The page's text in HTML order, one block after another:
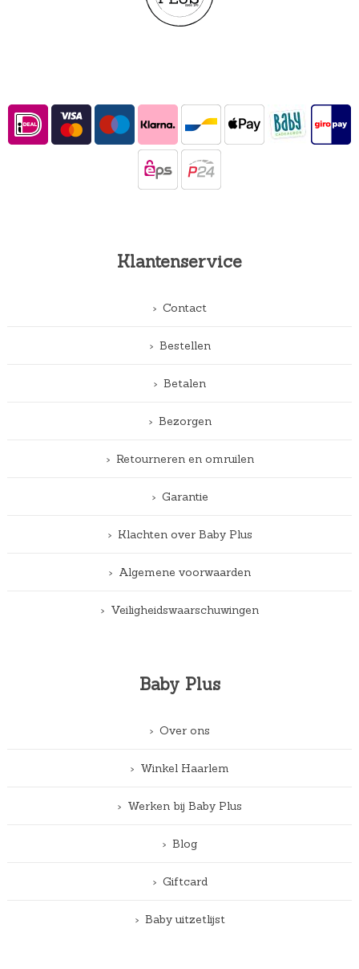
Klantenservice
Contact
Bestellen
Betalen
Bezorgen
Retourneren en omruilen
Garantie
Klachten over Baby Plus
Algemene voorwaarden
Veiligheidswaarschuwingen
Baby Plus
Over ons
Winkel Haarlem
Werken bij Baby Plus
Blog
Giftcard
Baby uitzetlijst